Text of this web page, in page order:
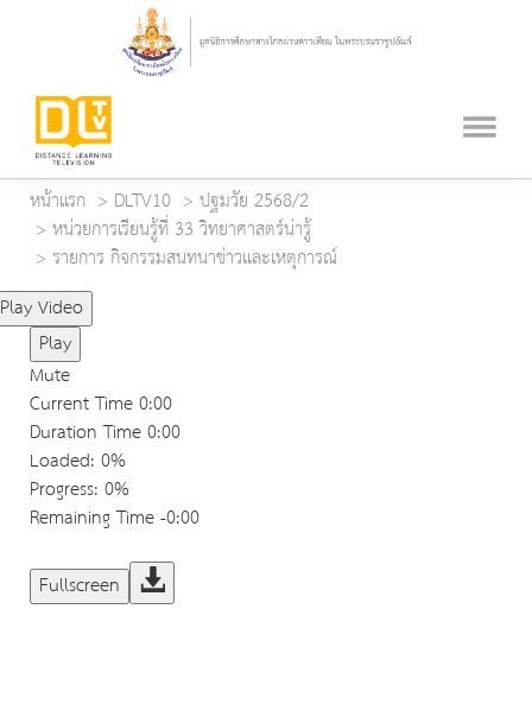
หน้าแรก DLTV10
ปฐมวัย 2568/2
หน่วยการเรียนรู้ที่ 33 วิทยาศาสตร์น่ารู้
รายการ กิจกรรมสนทนาข่าวและเหตุการณ์
Play Video
Play
Mute
Current Time0:00
Duration Time0:00
Loaded: 0%
Progress: 0%
Remaining Time-0:00
Fullscreen